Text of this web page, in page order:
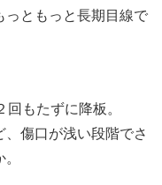
っともっと長期目線で
もたずに降板。
傷口が浅い段階でさ